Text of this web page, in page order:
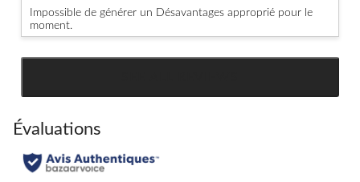
Impossible de générer un Désavantages approprié pour le
moment.
Évaluations